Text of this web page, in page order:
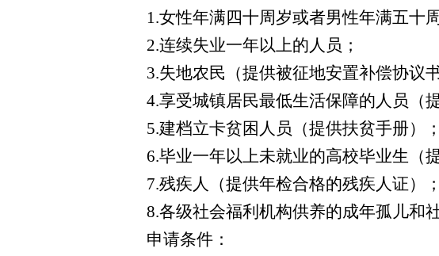
1.女性年满四十周岁或者男性年满五十
2.连续失业一年以上的人员；
3.失地农民（提供被征地安置补偿协议
4.享受城镇居民最低生活保障的人员（
5.建档立卡贫困人员（提供扶贫手册）；
6.毕业一年以上未就业的高校毕业生（
7.残疾人（提供年检合格的残疾人证）；
8.各级社会福利机构供养的成年孤儿和
申请条件：